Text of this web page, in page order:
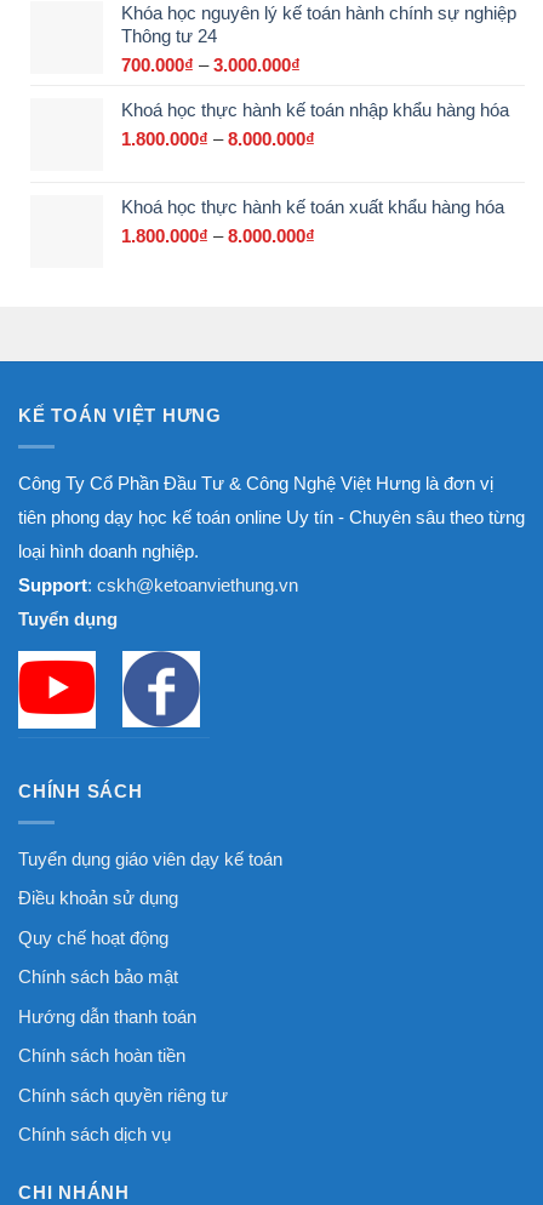
từ
Khóa học nguyên lý kế toán hành chính sự nghiệp
Thông tư 24
700.000₫ – 3.000.000₫
từ
700.000₫
Khoá học thực hành kế toán nhập khẩu hàng hóa
1.800.000₫ – 8.000.000₫
1.800.000₫
Khoá học thực hành kế toán xuất khẩu hàng hóa
1.800.000₫ – 8.000.000₫
KẾ TOÁN VIỆT HƯNG
Công Ty Cổ Phần Đầu Tư & Công Nghệ Việt Hưng là đơn vị
tiên phong dạy học kế toán online Uy tín - Chuyên sâu theo từng
loại hình doanh nghiệp.
Support: cskh@ketoanviethung.vn
Tuyển dụng
CHÍNH SÁCH
Tuyển dụng giáo viên dạy kế toán
Điều khoản sử dụng
Quy chế hoạt động
Chính sách bảo mật
Hướng dẫn thanh toán
Chính sách hoàn tiền
Chính sách quyền riêng tư
Chính sách dịch vụ
CHI NHÁNH